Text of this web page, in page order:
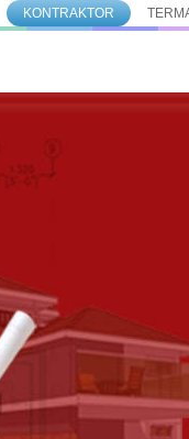
KONTRAKTOR